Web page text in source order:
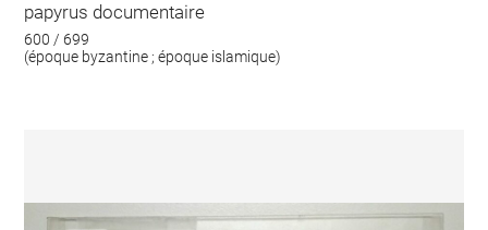
papyrus documentaire
600 / 699
(époque byzantine ; époque islamique)